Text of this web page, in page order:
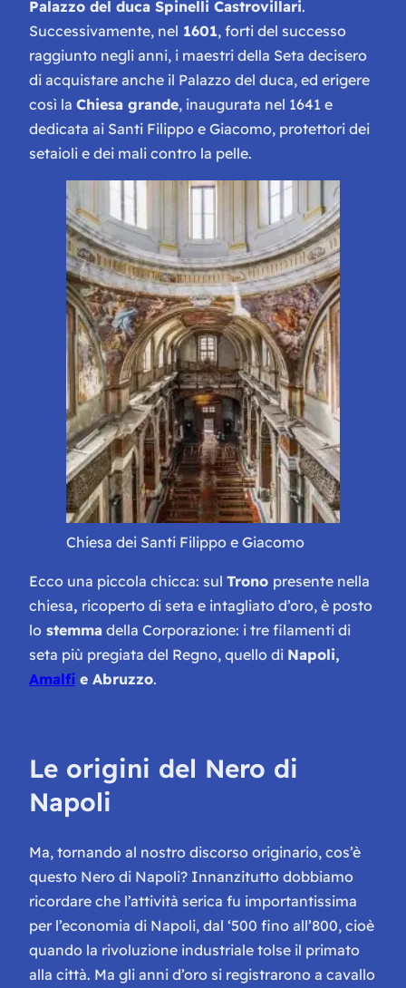
Palazzo del duca Spinelli Castrovillari.
Successivamente, nel 1601, forti del successo
raggiunto negli anni, i maestri della Seta decisero
di acquistare anche il Palazzo del duca, ed erigere
così la Chiesa grande, inaugurata nel 1641 e
dedicata ai Santi Filippo e Giacomo, protettori dei
setaioli e dei mali contro la pelle.
Chiesa dei Santi Filippo e Giacomo
Ecco una piccola chicca: sul Trono presente nella
chiesa, ricoperto di seta e intagliato d’oro, è posto
lo stemma della Corporazione: i tre filamenti di
seta più pregiata del Regno, quello di Napoli,
Amalfi e Abruzzo.
Le origini del Nero di
Napoli
Ma, tornando al nostro discorso originario, cos’è
questo Nero di Napoli? Innanzitutto dobbiamo
ricordare che l’attività serica fu importantissima
per l’economia di Napoli, dal ‘500 fino all’800, cioè
quando la rivoluzione industriale tolse il primato
alla città. Ma gli anni d’oro si registrarono a cavallo